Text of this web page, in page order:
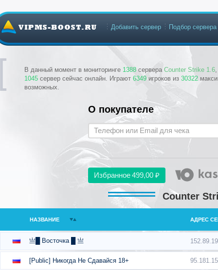
В данный момент в мониторинге 1388 сервера Counter Strike 1.6
1045 сервер сейчас онлайн. Играют 6349 игроков из 30322
возможных.
Добавить сервер Подбор сервера
О покупателе
Избранное499,00 ₽
Counter
НАЗВАНИЕ АДРЕС
亗█ Восточка █ 亗
[Public] Никогда Не Сдавайся 18+